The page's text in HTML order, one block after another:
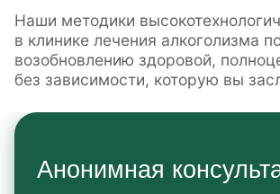
Наши методики
в клинике лечения алкоголизма
возобновлению здоровой,
без зависимости, которую вы
Анонимная